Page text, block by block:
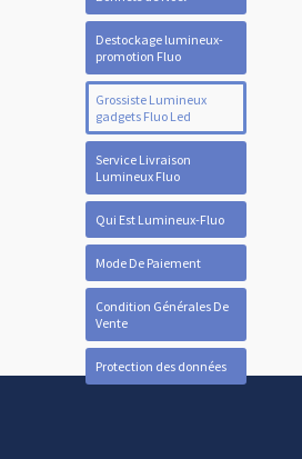
Destockage lumineux-
promotion Fluo
Grossiste Lumineux
gadgets Fluo Led
Service Livraison
Lumineux Fluo
Qui Est Lumineux-Fluo
Mode De Paiement
Condition Générales De
Vente
Protection des données